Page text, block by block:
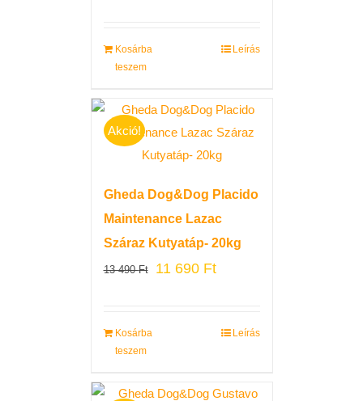
Kosárba
teszem
Leírás
Akció!
Gheda Dog&Dog Placido
Maintenance Lazac
Száraz Kutyatáp- 20kg
13 490Ft 11 690 Ft
Kosárba
teszem
Leírás